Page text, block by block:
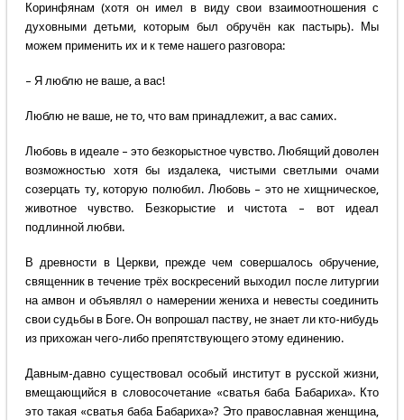
Коринфянам (хотя он имел в виду свои взаимоотношения с
духовными детьми, которым был обручён как пастырь). Мы
можем применить их и к теме нашего разговора:
– Я люблю не ваше, а вас!
Люблю не ваше, не то, что вам принадлежит, а вас самих.
Любовь в идеале – это безкорыстное чувство. Любящий доволен
возможностью хотя бы издалека, чистыми светлыми очами
созерцать ту, которую полюбил. Любовь – это не хищническое,
животное чувство. Безкорыстие и чистота – вот идеал
подлинной любви.
В древности в Церкви, прежде чем совершалось обручение,
священник в течение трёх воскресений выходил после литургии
на амвон и объявлял о намерении жениха и невесты соединить
свои судьбы в Боге. Он вопрошал паству, не знает ли кто-нибудь
из прихожан чего-либо препятствующего этому единению.
Давным-давно существовал особый институт в русской жизни,
вмещающийся в словосочетание «сватья баба Бабариха». Кто
это такая «сватья баба Бабариха»? Это православная женщина,